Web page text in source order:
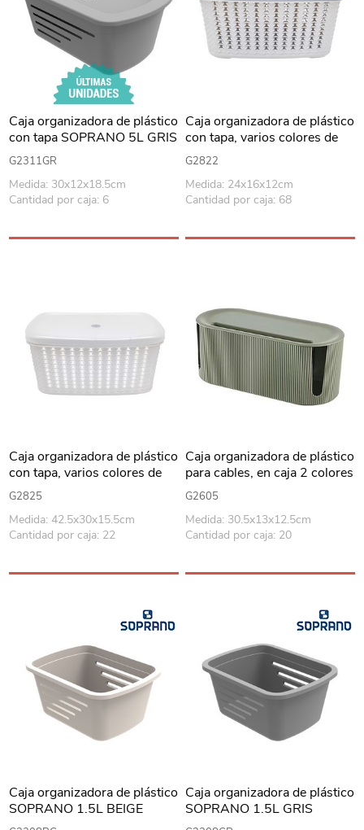
Caja organizadora de plástico
con tapa SOPRANO 5L GRIS
G2311GR
Medida: 30x12x18.5cm
Cantidad por caja: 6
Caja organizadora de plástico
con tapa, varios colores de
tapa
G2822
Medida: 24x16x12cm
Cantidad por caja: 68
Caja organizadora de plástico
con tapa, varios colores de
tapa
G2825
Medida: 42.5x30x15.5cm
Cantidad por caja: 22
Caja organizadora de plástico
para cables, en caja 2 colores
G2605
Medida: 30.5x13x12.5cm
Cantidad por caja: 20
Caja organizadora de plástico
SOPRANO 1.5L BEIGE
Caja organizadora de plástico
SOPRANO 1.5L GRIS